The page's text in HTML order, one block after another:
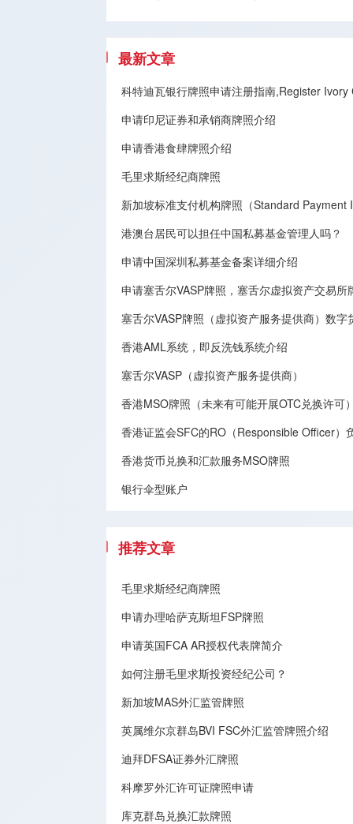
最新文章
科特迪瓦银行牌照申请注册指南,Register
申请印尼证券和承销商牌照介绍
申请香港食肆牌照介绍
毛里求斯经纪商牌照
新加坡标准支付机构牌照（Standard
港澳台居民可以担任中国私募基金管理人吗？
申请中国深圳私募基金备案详细介绍
申请塞舌尔VASP牌照，塞舌尔虚拟资产交易
塞舌尔VASP牌照（虚拟资产服务提供商）数字
香港AML系统，即反洗钱系统介绍
塞舌尔VASP（虚拟资产服务提供商）
香港MSO牌照（未来有可能开展OTC兑换许可
香港证监会SFC的RO（Responsible Officer）
香港货币兑换和汇款服务MSO牌照
银行伞型账户
推荐文章
毛里求斯经纪商牌照
申请办理哈萨克斯坦FSP牌照
申请英国FCA AR授权代表牌简介
如何注册毛里求斯投资经纪公司？
新加坡MAS外汇监管牌照
英属维尔京群岛BVI FSC外汇监管牌照介绍
迪拜DFSA证券外汇牌照
科摩罗外汇许可证牌照申请
库克群岛兑换汇款牌照